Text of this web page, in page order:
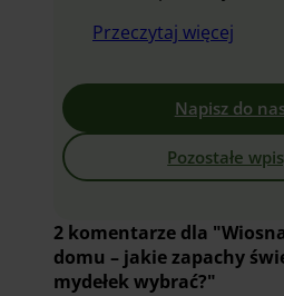
Przeczytaj więcej
Napisz do
Pozostałe
2 komentarze dla
domu – jakie zapachy
mydełek wybrać?"